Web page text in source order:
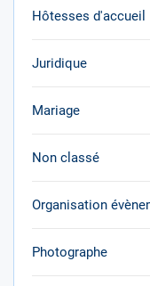
Hôtesses d'accueil
Juridique
Mariage
Non classé
Organisation
Photographe